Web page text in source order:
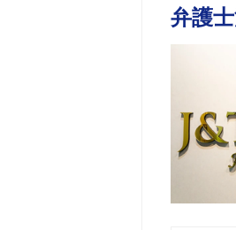
弁護